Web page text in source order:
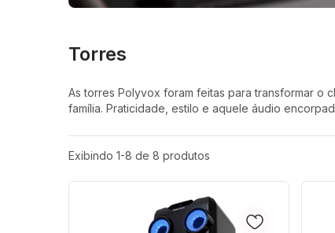
Torres
As torres Polyvox foram feitas para transformar o
família. Praticidade, estilo e aquele áudio
Exibindo 1-8 de 8 produtos